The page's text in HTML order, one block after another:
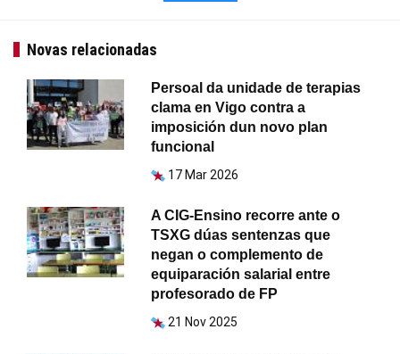
Novas relacionadas
Persoal da unidade de terapias
clama en Vigo contra a
imposición dun novo plan
funcional
17 Mar 2026
A CIG-Ensino recorre ante o
TSXG dúas sentenzas que
negan o complemento de
equiparación salarial entre
profesorado de FP
21 Nov 2025